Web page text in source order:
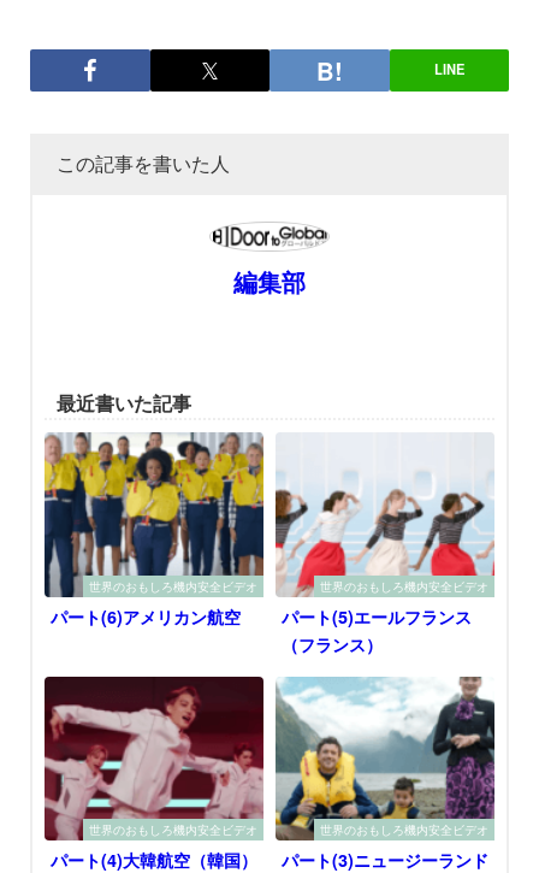
LINE
この記事を書いた人
編集部
最近書いた記事
世界のおもしろ機内安全ビデオ
パート(6)アメリカン航空
世界のおもしろ機内安全ビデオ
パート(5)エールフランス
（フランス）
世界のおもしろ機内安全ビデオ
パート(4)大韓航空（韓国）
世界のおもしろ機内安全ビデオ
パート(3)ニュージーランド